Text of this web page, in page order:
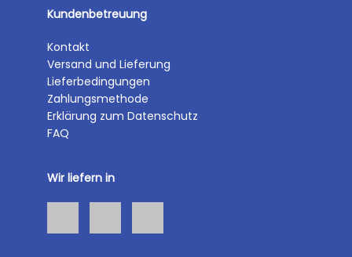
Kundenbetreuung
Kontakt
Versand und Lieferung
Lieferbedingungen
Zahlungsmethode
Erklärung zum Datenschutz
FAQ
Wir liefern in